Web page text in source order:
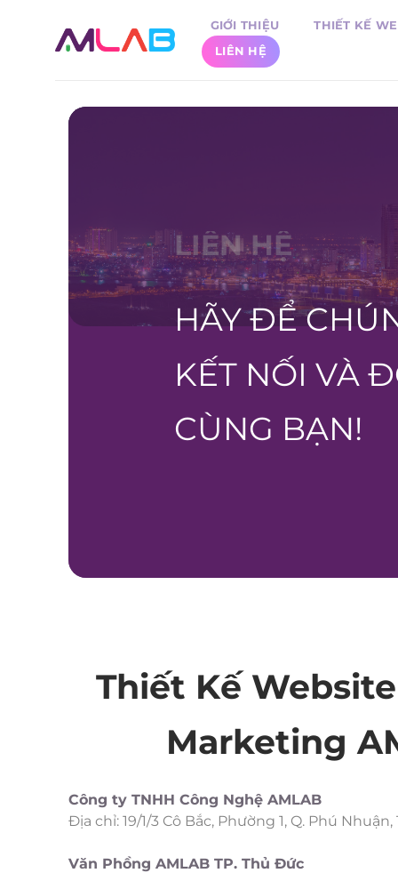
GIỚI THIỆU
THIẾT KẾ
LIÊN HỆ
LIÊN HỆ
HÃY ĐỂ
KẾT NỐI VÀ
CÙNG BẠN!
Thiết Kế
Marketing
Công ty TNHH Công Nghệ AMLAB
Địa chỉ: 19/1/3 Cô Bắc, Phường 1, Q. Phú
Văn Phồng AMLAB TP. Thủ Đức